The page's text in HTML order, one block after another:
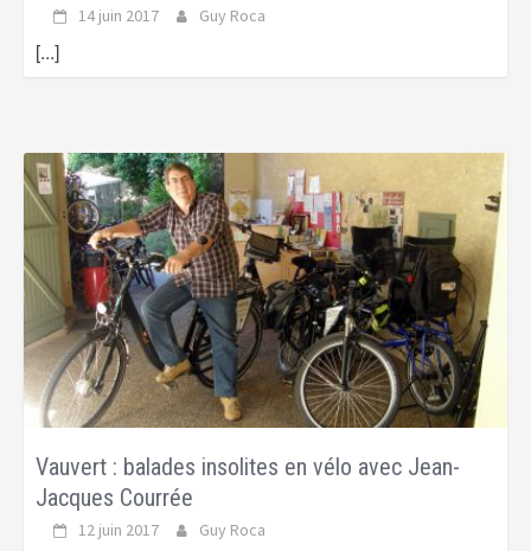
14 juin 2017 Guy Roca
[...]
Vauvert : balades insolites en vélo avec Jean-
Jacques Courrée
12 juin 2017 Guy Roca